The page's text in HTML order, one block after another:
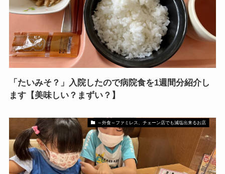
「たいみそ？」入院したので病院食を1週間分紹介し
ます【美味しい？まずい？】
～外食～ファミレス、チェーン店でも減塩出来るお店